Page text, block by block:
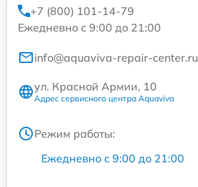
+7 (800) 101-14-79
Ежедневно с 9:00 до 21:00
info@aquaviva-repair-center.ru
ул. Красной Армии, 10
Адрес сервисного центра Aquaviva
Режим работы:
Ежедневно с 9:00 до 21:00